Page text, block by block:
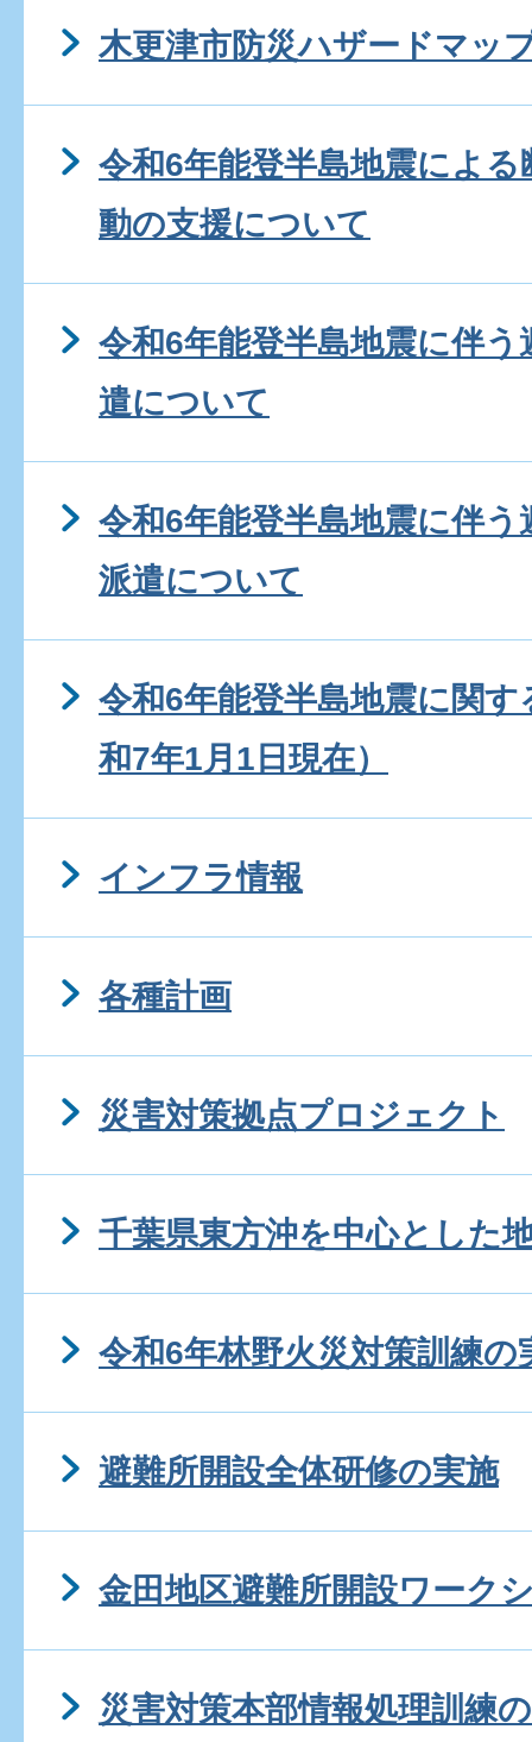
木更津市防災ハザードマッ
令和6年能登半島地震によ
動の支援について
令和6年能登半島地震に伴
遣について
令和6年能登半島地震に伴
派遣について
令和6年能登半島地震に関
和7年1月1日現在）
インフラ情報
各種計画
災害対策拠点プロジェクト
千葉県東方沖を中心とした
令和6年林野火災対策訓練の
避難所開設全体研修の実施
金田地区避難所開設ワーク
災害対策本部情報処理訓練